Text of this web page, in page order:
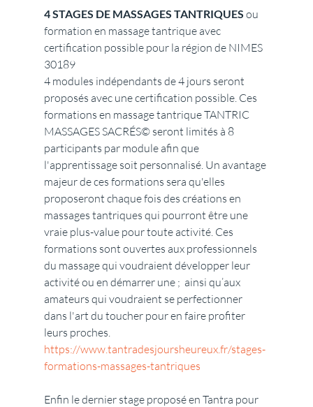
4 STAGES DE MASSAGES TANTRIQUES ou
formation en massage tantrique avec
certification possible pour la région de NIMES
30189
4 modules indépendants de 4 jours seront
proposés avec une certification possible. Ces
formations en massage tantrique TANTRIC
MASSAGES SACRÉS© seront limités à 8
participants par module afin que
l'apprentissage soit personnalisé. Un avantage
majeur de ces formations sera qu'elles
proposeront chaque fois des créations en
massages tantriques qui pourront être une
vraie plus-value pour toute activité. Ces
formations sont ouvertes aux professionnels
du massage qui voudraient développer leur
activité ou en démarrer une ;  ainsi qu’aux
amateurs qui voudraient se perfectionner
dans l'art du toucher pour en faire profiter
leurs proches.
https://www.tantradesjoursheureux.fr/stages-
formations-massages-tantriques
Enfin le dernier stage proposé en Tantra pour